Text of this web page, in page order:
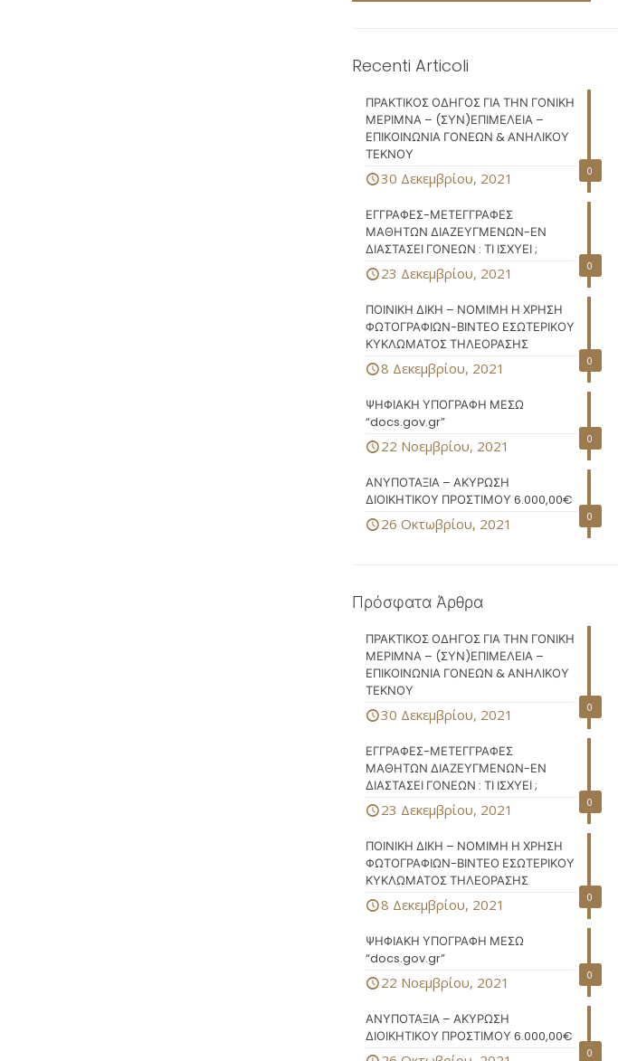
Recenti Articoli
0
ΠΡΑΚΤΙΚΟΣ ΟΔΗΓΟΣ ΓΙΑ ΤΗΝ ΓΟΝΙΚΗ
ΜΕΡΙΜΝΑ – (ΣΥΝ)ΕΠΙΜΕΛΕΙΑ –
ΕΠΙΚΟΙΝΩΝΙΑ ΓΟΝΕΩΝ & ΑΝΗΛΙΚΟΥ
ΤΕΚΝΟΥ
30 Δεκεμβρίου, 2021
0
ΕΓΓΡΑΦΕΣ-ΜΕΤΕΓΓΡΑΦΕΣ
ΜΑΘΗΤΩΝ ΔΙΑΖΕΥΓΜΕΝΩΝ-ΕΝ
ΔΙΑΣΤΑΣΕΙ ΓΟΝΕΩΝ : ΤΙ ΙΣΧΥΕΙ ;
23 Δεκεμβρίου, 2021
0
ΠΟΙΝΙΚΗ ΔΙΚΗ – ΝΟΜΙΜΗ Η ΧΡΗΣΗ
ΦΩΤΟΓΡΑΦΙΩΝ-ΒΙΝΤΕΟ ΕΣΩΤΕΡΙΚΟΥ
ΚΥΚΛΩΜΑΤΟΣ ΤΗΛΕΟΡΑΣΗΣ
8 Δεκεμβρίου, 2021
0
ΨΗΦΙΑΚΗ ΥΠΟΓΡΑΦΗ ΜΕΣΩ
“docs.gov.gr”
22 Νοεμβρίου, 2021
0
ΑΝΥΠΟΤΑΞΙΑ – ΑΚΥΡΩΣΗ
ΔΙΟΙΚΗΤΙΚΟΥ ΠΡΟΣΤΙΜΟΥ 6.000,00€
26 Οκτωβρίου, 2021
Πρόσφατα Άρθρα
0
ΠΡΑΚΤΙΚΟΣ ΟΔΗΓΟΣ ΓΙΑ ΤΗΝ ΓΟΝΙΚΗ
ΜΕΡΙΜΝΑ – (ΣΥΝ)ΕΠΙΜΕΛΕΙΑ –
ΕΠΙΚΟΙΝΩΝΙΑ ΓΟΝΕΩΝ & ΑΝΗΛΙΚΟΥ
ΤΕΚΝΟΥ
30 Δεκεμβρίου, 2021
0
ΕΓΓΡΑΦΕΣ-ΜΕΤΕΓΓΡΑΦΕΣ
ΜΑΘΗΤΩΝ ΔΙΑΖΕΥΓΜΕΝΩΝ-ΕΝ
ΔΙΑΣΤΑΣΕΙ ΓΟΝΕΩΝ : ΤΙ ΙΣΧΥΕΙ ;
23 Δεκεμβρίου, 2021
0
ΠΟΙΝΙΚΗ ΔΙΚΗ – ΝΟΜΙΜΗ Η ΧΡΗΣΗ
ΦΩΤΟΓΡΑΦΙΩΝ-ΒΙΝΤΕΟ ΕΣΩΤΕΡΙΚΟΥ
ΚΥΚΛΩΜΑΤΟΣ ΤΗΛΕΟΡΑΣΗΣ
8 Δεκεμβρίου, 2021
0
ΨΗΦΙΑΚΗ ΥΠΟΓΡΑΦΗ ΜΕΣΩ
“docs.gov.gr”
22 Νοεμβρίου, 2021
0
ΑΝΥΠΟΤΑΞΙΑ – ΑΚΥΡΩΣΗ
ΔΙΟΙΚΗΤΙΚΟΥ ΠΡΟΣΤΙΜΟΥ 6.000,00€